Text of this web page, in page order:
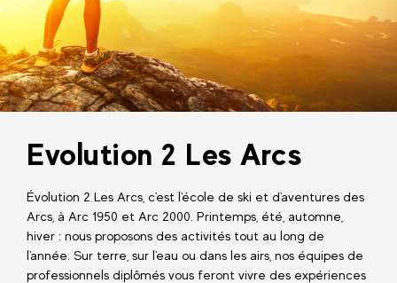
Evolution 2 Les Arcs
Évolution 2 Les Arcs, c'est l'école de ski et d'aventures des
Arcs, à Arc 1950 et Arc 2000. Printemps, été, automne,
hiver : nous proposons des activités tout au long de
l'année. Sur terre, sur l'eau ou dans les airs, nos équipes de
professionnels diplômés vous feront vivre des expériences